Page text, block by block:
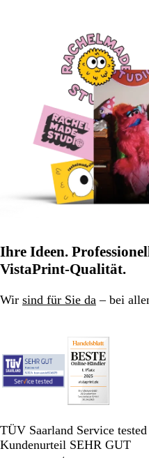
Ihre Ideen.
VistaPrint-Qualität.
Wir sind für Sie da – bei
TÜV Saarland Service
Kundenurteil SEHR GUT